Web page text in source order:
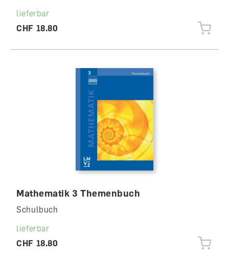
lieferbar
CHF 18.80
Mathematik 3 Themenbuch
Schulbuch
lieferbar
CHF 18.80